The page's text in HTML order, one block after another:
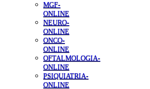
MGF-
ONLINE
NEURO-
ONLINE
ONCO-
ONLINE
OFTALMOLOGIA-
ONLINE
PSIQUIATRIA-
ONLINE